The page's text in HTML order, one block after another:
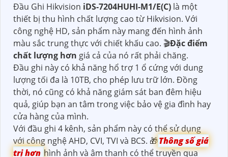
Đầu Ghi Hikvision iDS-7204HUHI-M1/E(C) là một
thiết bị thu hình chất lượng cao từ Hikvision. Với
công nghệ HD, sản phẩm này mang đến hình ảnh
màu sắc trung thực với chiết khấu cao. 🎬Đặc điểm
chất lượng hơn giá cả của nó rất phải chăng.
Đầu ghi này có khả năng hổ trợ 1 ổ cứng với dung
lượng tối đa là 10TB, cho phép lưu trữ lớn. Đồng
thời, nó cũng có khả năng giám sát ban đêm hiệu
quả, giúp bạn an tâm trong việc bảo vệ gia đình hay
cửa hàng của mình.
Với đầu ghi 4 kênh, sản phẩm này có thể sử dụng
với công nghệ AHD, CVI, TVI và BCS. 🎁Thông số giá
trị hơn hình ảnh và âm thanh có thể truyền qua